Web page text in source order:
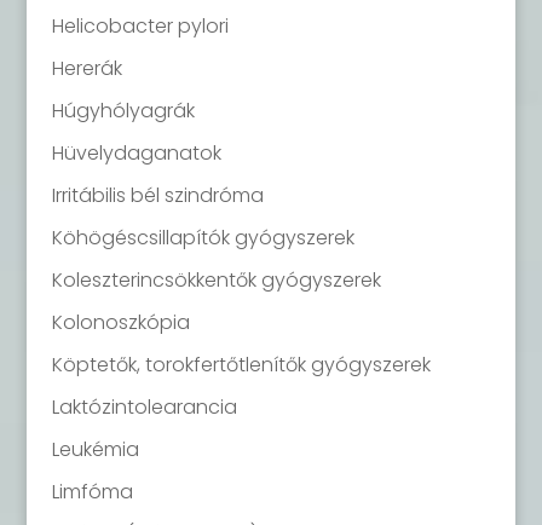
Helicobacter pylori
Hererák
Húgyhólyagrák
Hüvelydaganatok
Irritábilis bél szindróma
Köhögéscsillapítók gyógyszerek
Koleszterincsökkentők gyógyszerek
Kolonoszkópia
Köptetők, torokfertőtlenítők gyógyszerek
Laktózintolearancia
Leukémia
Limfóma